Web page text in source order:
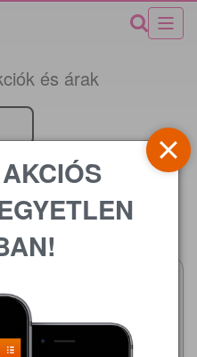
és árak